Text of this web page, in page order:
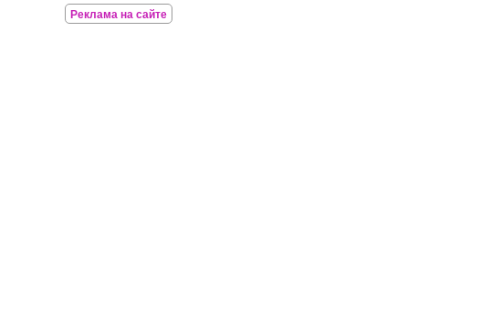
Реклама на сайте